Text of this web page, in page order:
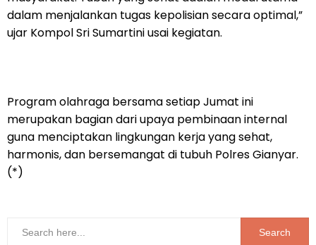
dalam menjalankan tugas kepolisian secara optimal,”
ujar Kompol Sri Sumartini usai kegiatan.
Program olahraga bersama setiap Jumat ini
merupakan bagian dari upaya pembinaan internal
guna menciptakan lingkungan kerja yang sehat,
harmonis, dan bersemangat di tubuh Polres Gianyar.
(*)